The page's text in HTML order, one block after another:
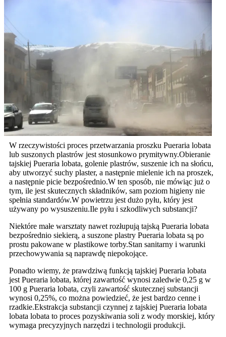
W rzeczywistości proces przetwarzania proszku Pueraria lobata
lub suszonych plastrów jest stosunkowo prymitywny.Obieranie
tajskiej Pueraria lobata, golenie plastrów, suszenie ich na słońcu,
aby utworzyć suchy plaster, a następnie mielenie ich na proszek,
a następnie picie bezpośrednio.W ten sposób, nie mówiąc już o
tym, ile jest skutecznych składników, sam poziom higieny nie
spełnia standardów.W powietrzu jest dużo pyłu, który jest
używany po wysuszeniu.Ile pyłu i szkodliwych substancji?
Niektóre małe warsztaty nawet rozłupują tajską Pueraria lobata
bezpośrednio siekierą, a suszone plastry Pueraria lobata są po
prostu pakowane w plastikowe torby.Stan sanitarny i warunki
przechowywania są naprawdę niepokojące.
Ponadto wiemy, że prawdziwą funkcją tajskiej Pueraria lobata
jest Pueraria lobata, której zawartość wynosi zaledwie 0,25 g w
100 g Pueraria lobata, czyli zawartość skutecznej substancji
wynosi 0,25%, co można powiedzieć, że jest bardzo cenne i
rzadkie.Ekstrakcja substancji czynnej z tajskiej Pueraria lobata
lobata lobata to proces pozyskiwania soli z wody morskiej, który
wymaga precyzyjnych narzędzi i technologii produkcji.